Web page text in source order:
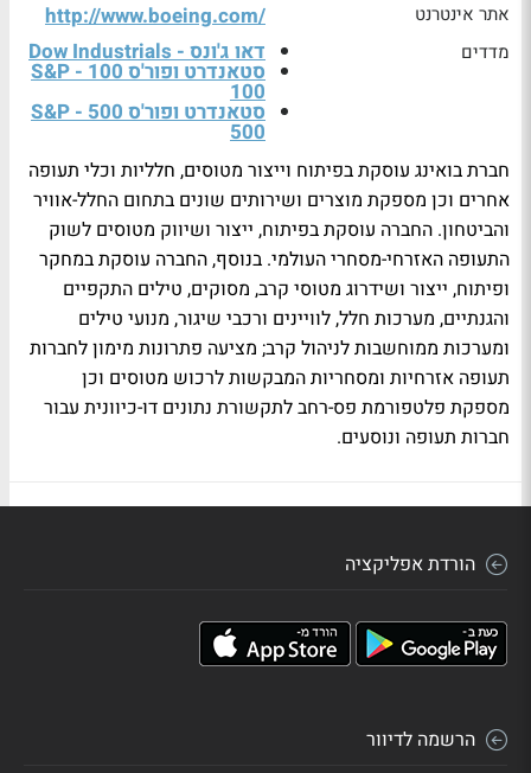
אתר אינטרנט http://www.boeing.com/
מדדים דאו ג'ונס - Dow Industrials
סטאנדרט ופור'ס 100 - S&P
100
סטאנדרט ופור'ס 500 - S&P
500
חברת בואינג עוסקת בפיתוח וייצור מטוסים, חלליות וכלי תעופה
אחרים וכן מספקת מוצרים ושירותים שונים בתחום החלל-אוויר
והביטחון. החברה עוסקת בפיתוח, ייצור ושיווק מטוסים לשוק
התעופה האזרחי-מסחרי העולמי. בנוסף, החברה עוסקת במחקר
ופיתוח, ייצור ושידרוג מטוסי קרב, מסוקים, טילים התקפיים
והגנתיים, מערכות חלל, לוויינים ורכבי שיגור, מנועי טילים
ומערכות ממוחשבות לניהול קרב; מציעה פתרונות מימון לחברות
תעופה אזרחיות ומסחריות המבקשות לרכוש מטוסים וכן
מספקת פלטפורמת פס-רחב לתקשורת נתונים דו-כיוונית עבור
חברות תעופה ונוסעים.
הורדת אפליקציה
הרשמה לדיוור